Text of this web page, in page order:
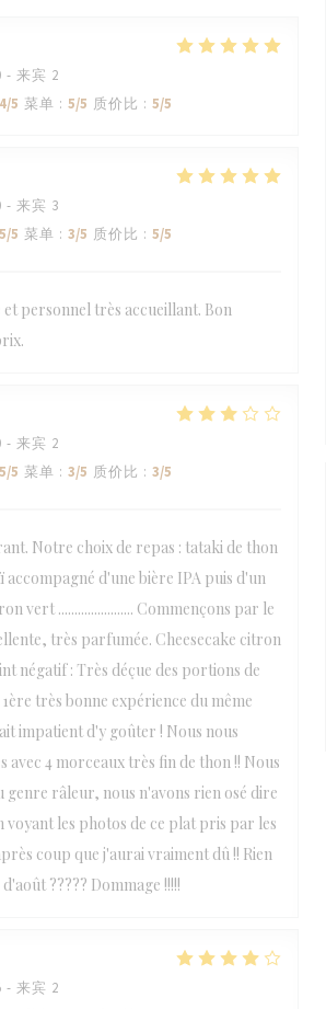
- 来宾 2
4/5 菜单 : 5/5 质价比 : 5/5
- 来宾 3
5/5 菜单 : 3/5 质价比 : 5/5
personnel très accueillant. Bon
- 来宾 2
5/5 菜单 : 3/5 质价比 : 3/5
Notre choix de repas : tataki de thon
accompagné d'une bière IPA puis d'un
vert ....................... Commençons par le
très parfumée. Cheesecake citron
négatif : Très déçue des portions de
très bonne expérience du même
impatient d'y goûter ! Nous nous
avec 4 morceaux très fin de thon !! Nous
genre râleur, nous n'avons rien osé dire
voyant les photos de ce plat pris par les
coup que j'aurai vraiment dû !! Rien
????? Dommage !!!!!
- 来宾 2